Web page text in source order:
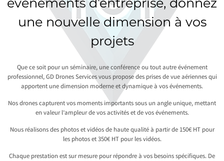
une nouvelle dimension à vos
projets
Que ce soit pour un séminaire, une conférence ou tout autre événement
professionnel, GD Drones Services vous propose des prises de vue aériennes qui
apportent une dimension moderne et dynamique à vos événements.
Nos drones capturent vos moments importants sous un angle unique, mettant
en valeur l’ampleur de vos activités et de vos événements.
Nous réalisons des photos et vidéos de haute qualité à partir de 150€ HT pour
les photos et 350€ HT pour les vidéos.
Chaque prestation est sur mesure pour répondre à vos besoins spécifiques. De